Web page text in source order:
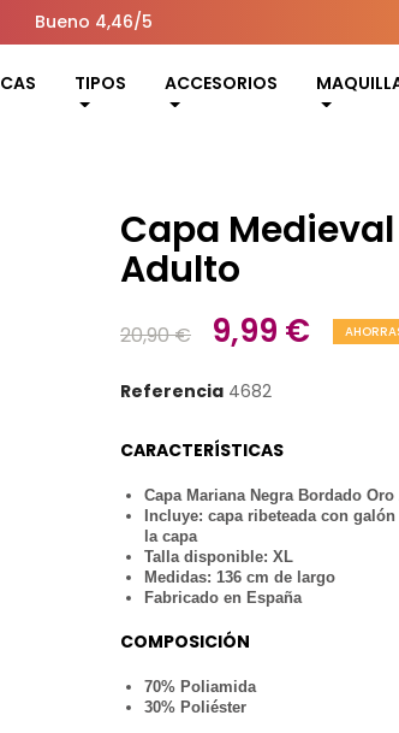
Bueno 4,46/5
TIPOS ACCESORIOS
Capa
Adulto
20,90 € 9,99 €
Referencia 4682
CARACTERÍSTICAS
Capa Mariana Negra Bordado
Incluye: capa ribeteada con
la capa
Talla disponible: XL
Medidas: 136 cm de largo
Fabricado en España
COMPOSICIÓN
70% Poliamida
30% Poliéster